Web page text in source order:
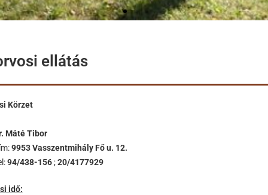
ellátás
Körzet
Máté Tibor
9953 Vasszentmihály Fő u. 12.
94/438-156;20/4177929
idő: